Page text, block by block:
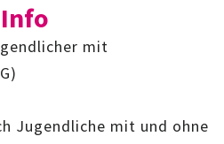
JUGEND
BAG
Info
mit
Jugendliche mit und ohne